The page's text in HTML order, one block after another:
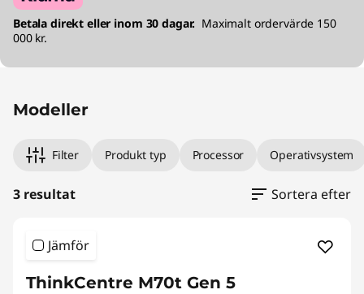
Betala direkt eller inom 30 dagar. Maximalt ordervärde 150
000 kr.
Modeller
Filter Produkt typ Processor Operativsystem
3 resultat Sortera efter
Jämför
ThinkCentre M70t Gen 5